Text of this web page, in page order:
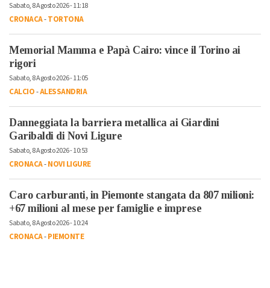
Sabato, 8 Agosto 2026 - 11:18
CRONACA-TORTONA
Memorial Mamma e Papà Cairo: vince il Torino ai
rigori
Sabato, 8 Agosto 2026 - 11:05
CALCIO-ALESSANDRIA
Danneggiata la barriera metallica ai Giardini
Garibaldi di Novi Ligure
Sabato, 8 Agosto 2026 - 10:53
CRONACA-NOVI LIGURE
Caro carburanti, in Piemonte stangata da 807 milioni:
+67 milioni al mese per famiglie e imprese
Sabato, 8 Agosto 2026 - 10:24
CRONACA-PIEMONTE